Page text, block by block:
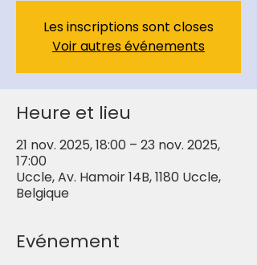
Les inscriptions sont closes
Voir autres événements
Heure et lieu
21 nov. 2025, 18:00 – 23 nov. 2025,
17:00
Uccle, Av. Hamoir 14B, 1180 Uccle,
Belgique
Evénement